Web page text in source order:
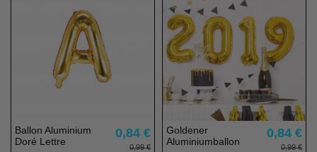
Ballon Aluminium
Doré Lettre
0,84 €
0,99 €
Goldener
Aluminiumballon
0,84 €
0,99 €